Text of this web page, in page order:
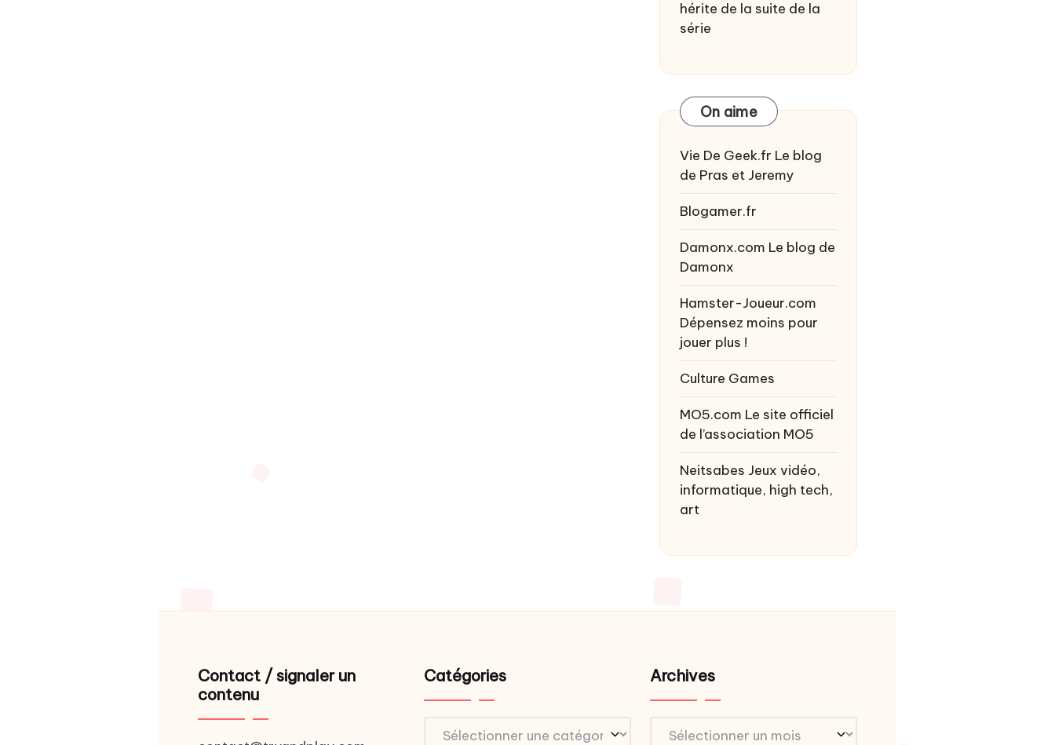
hérite de la suite de la
série
On aime
Vie De Geek.fr Le blog
de Pras et Jeremy
Blogamer.fr
Damonx.com Le blog de
Damonx
Hamster-Joueur.com
Dépensez moins pour
jouer plus !
Culture Games
MO5.com Le site officiel
de l’association MO5
Neitsabes Jeux vidéo,
informatique, high tech,
art
Contact / signaler un
contenu
Catégories
Catégories
Archives
Archives